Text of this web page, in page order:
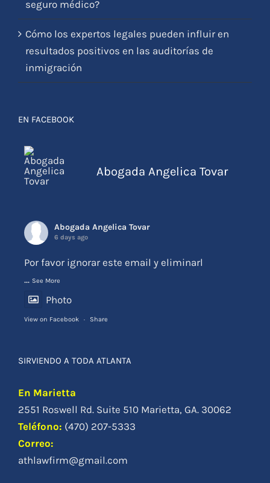
seguro médico?
Cómo los expertos legales pueden influir en
resultados positivos en las auditorías de
inmigración
EN FACEBOOK
Abogada Angelica Tovar
Abogada Angelica Tovar
6 days ago
Por favor ignorar este email y eliminarl
... See More
Photo
View on Facebook · Share
SIRVIENDO A TODA ATLANTA
En Marietta
2551 Roswell Rd. Suite 510 Marietta, GA. 30062
Teléfono: (470) 207-5333
Correo:
athlawfirm@gmail.com